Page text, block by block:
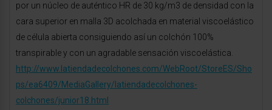
por un núcleo de auténtico HR de 30 kg/m3 de densidad con la
cara superior en malla 3D acolchada en material viscoelástico
de célula abierta consiguiendo así un colchón 100%
transpirable y con un agradable sensación viscoelástica.
http://www.latiendadecolchones.com/WebRoot/StoreES/Sho
ps/ea6409/MediaGallery/latiendadecolchones-
colchones/junior18.html